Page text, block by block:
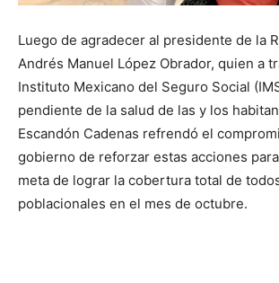
Luego de agradecer al presidente de la
Andrés Manuel López Obrador, quien a
Instituto Mexicano del Seguro Social
pendiente de la salud de las y los
Escandón Cadenas refrendó el
gobierno de reforzar estas acciones
meta de lograr la cobertura total de
poblacionales en el mes de octubre.